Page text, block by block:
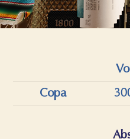
Copa